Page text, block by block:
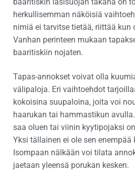
baaritiskin lasisuojan takana on
herkullisemman näköisiä
nimiä ei tarvitse tietää, riittää kun
Vanhan perinteen mukaan
baaritiskiin nojaten.
Tapas-annokset voivat olla
välipaloja. Eri vaihtoehdot
kokoisina suupaloina, joita voi
haarukan tai hammastikun
saa oluen tai viinin kyytipojaksi
Yksi tällainen ei ole sen enempää
Isompaan nälkään voi tilata
jaetaan yleensä porukan kesken.